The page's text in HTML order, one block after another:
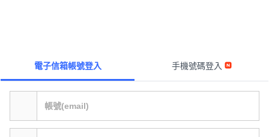
電子信箱帳號登入 手機號碼登入